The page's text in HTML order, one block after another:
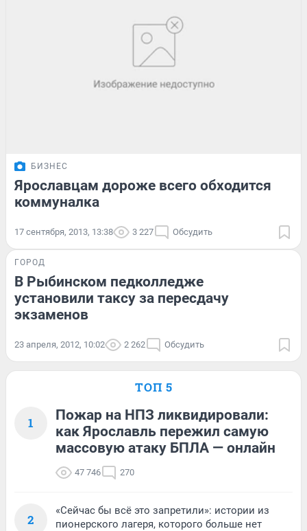
БИЗНЕС
Ярославцам дороже всего обходится
коммуналка
17 сентября, 2013, 13:38 3 227 Обсудить
ГОРОД
В Рыбинском педколледже
установили таксу за пересдачу
экзаменов
23 апреля, 2012, 10:02 2 262 Обсудить
ТОП 5
1
Пожар на НПЗ ликвидировали:
как Ярославль пережил самую
массовую атаку БПЛА — онлайн
47 746 270
2
«Сейчас бы всё это запретили»: истории из
пионерского лагеря, которого больше нет